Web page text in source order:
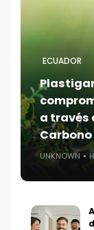
ECUADOR
a través
Carbono
UNKNOWN